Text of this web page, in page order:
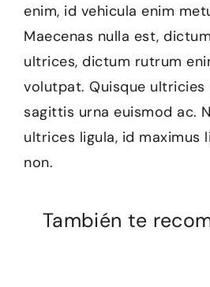
enim, id vehicula enim
Maecenas nulla est,
ultrices, dictum rutrum
volutpat. Quisque ultricies
sagittis urna euismod ac.
ultrices ligula, id maximus
non.
También te